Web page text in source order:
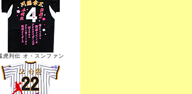
虎列伝 オ・スンファン